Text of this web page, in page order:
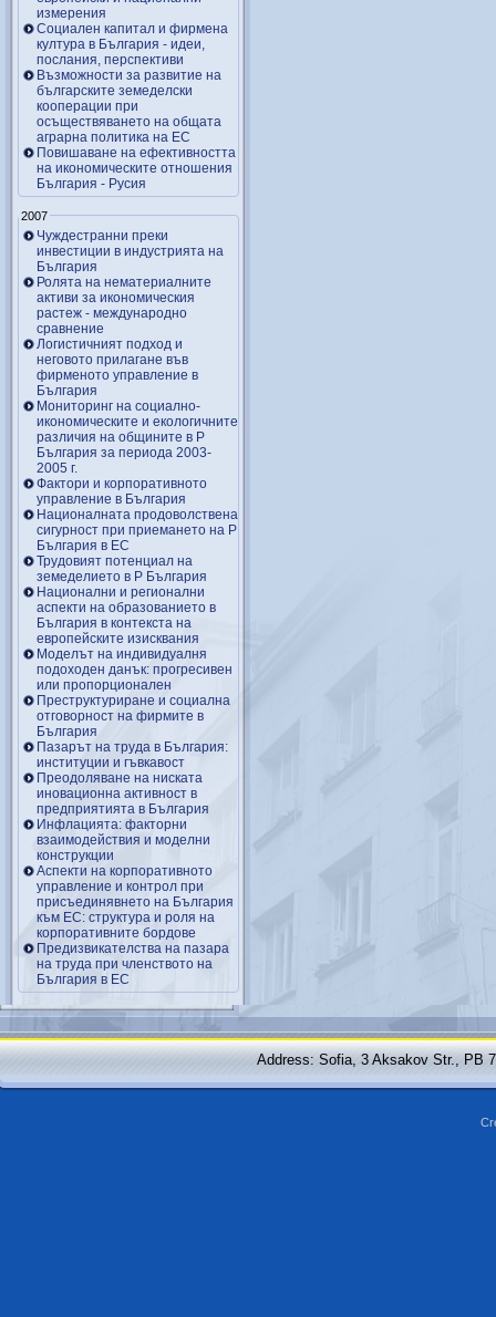
измерения
Социален капитал и фирмена
култура в България - идеи,
послания, перспективи
Възможности за развитие на
българските земеделски
кооперации при
осъществяването на общата
аграрна политика на ЕС
Повишаване на ефективността
на икономическите отношения
България - Русия
2007
Чуждестранни преки
инвестиции в индустрията на
България
Ролята на нематериалните
активи за икономическия
растеж - международно
сравнение
Логистичният подход и
неговото прилагане във
фирменото управление в
България
Мониторинг на социално-
икономическите и екологичните
различия на общините в Р
България за периода 2003-
2005 г.
Фактори и корпоративното
управление в България
Националната продоволствена
сигурност при приемането на Р
България в ЕС
Трудовият потенциал на
земеделието в Р България
Национални и регионални
аспекти на образованието в
България в контекста на
европейските изисквания
Моделът на индивидуалня
подоходен данък: прогресивен
или пропорционален
Преструктуриране и социална
отговорност на фирмите в
България
Пазарът на труда в България:
институции и гъвкавост
Преодоляване на ниската
иновационна активност в
предприятията в България
Инфлацията: факторни
взаимодействия и моделни
конструкции
Аспекти на корпоративното
управление и контрол при
присъединявнето на България
към ЕС: структура и роля на
корпоративните бордове
Предизвикателства на пазара
на труда при членството на
България в ЕС
Address: Sofia, 3 Aksakov Str., PB